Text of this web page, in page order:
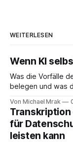
WEITERLESEN
Wenn KI
Was die Vorfälle
belegen und was daraus folgt Seit
KI-Systeme
durchführen
dokumentierte
Von Michael Mrak
Transkription
für
leisten kann